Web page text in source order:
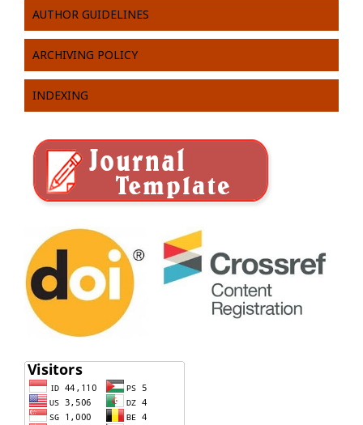
AUTHOR GUIDELINES
ARCHIVING POLICY
INDEXING